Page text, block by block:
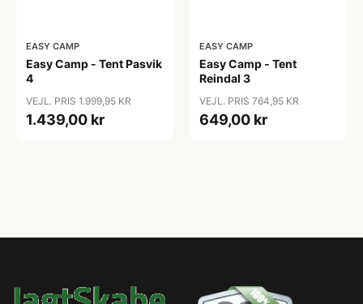
EASY CAMP
Easy Camp - Tent Pasvik
4
VEJL. PRIS 1.999,95 KR
1.439,00 kr
EASY CAMP
Easy Camp - Tent
Reindal 3
VEJL. PRIS 764,95 KR
649,00 kr